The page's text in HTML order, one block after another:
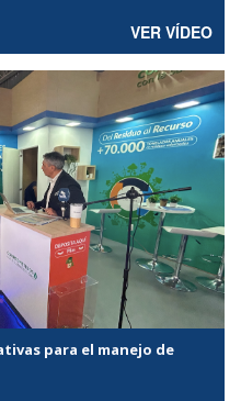
VER VÍDEO
para el manejo de